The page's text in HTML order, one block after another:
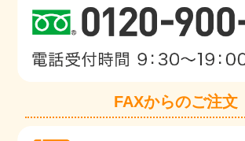
FAXからのご注文